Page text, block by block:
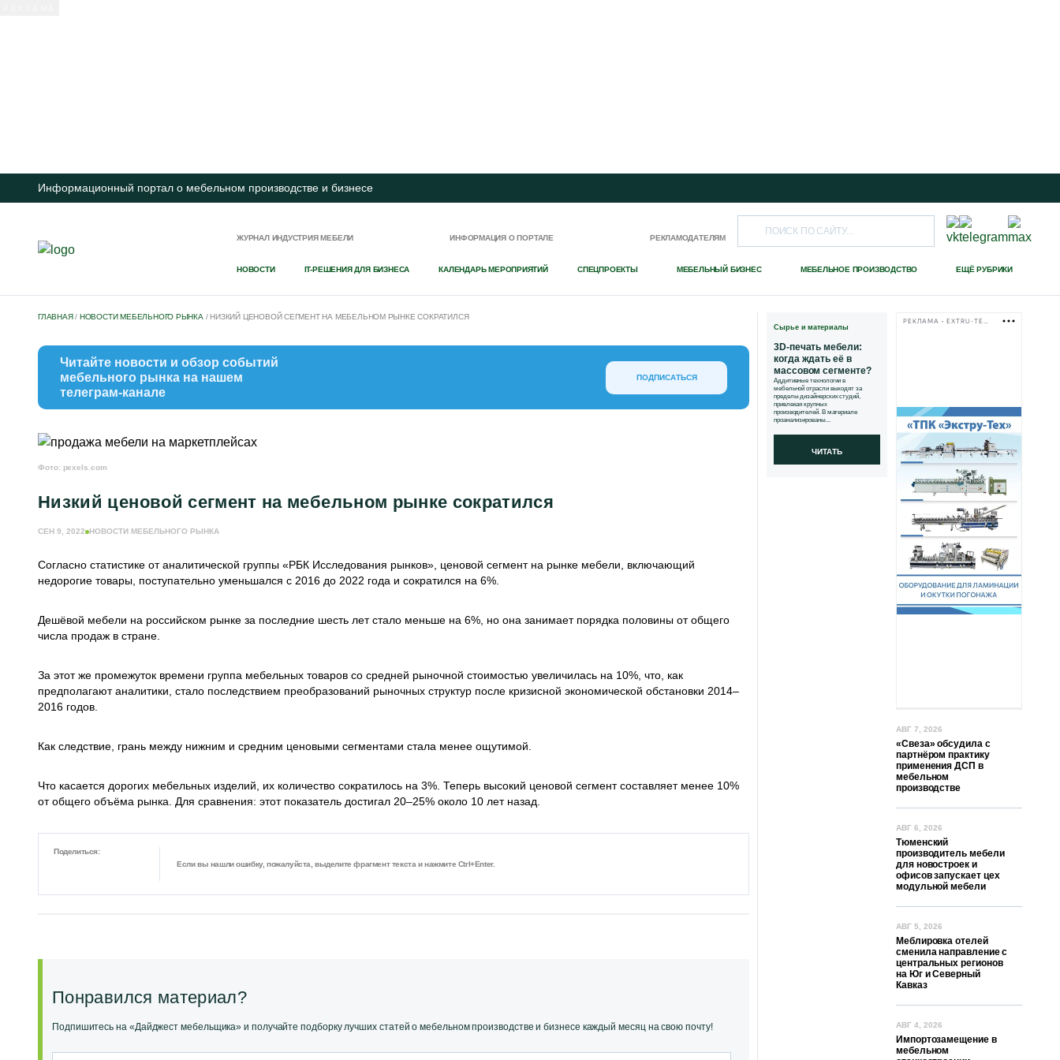
Информационный портал о мебельном производстве и бизнесе
ЖУРНАЛ ИНДУСТРИЯ МЕБЕЛИ ИНФОРМАЦИЯ О ПОРТАЛЕ РЕКЛАМОДАТЕЛЯМ
НОВОСТИ IT-РЕШЕНИЯ ДЛЯ БИЗНЕСА КАЛЕНДАРЬ МЕРОПРИЯТИЙ СПЕЦПРОЕКТЫ МЕБЕЛЬНЫЙ БИЗНЕС МЕБЕЛЬНОЕ ПРОИЗВОДСТВО ЕЩЁ РУБРИКИ
ГЛАВНАЯ/ НОВОСТИ МЕБЕЛЬНОГО РЫНКА / НИЗКИЙ ЦЕНОВОЙ СЕГМЕНТ НА МЕБЕЛЬНОМ РЫНКЕ СОКРАТИЛСЯ
Читайте новости и обзор событий
мебельного рынка на нашем
телеграм-канале
ПОДПИСАТЬСЯ
Фото: pexels.com
Низкий ценовой сегмент на мебельном рынке сократился
СЕН 9, 2022 НОВОСТИ МЕБЕЛЬНОГО РЫНКА
Согласно статистике от аналитической группы «РБК Исследования рынков», ценовой сегмент на рынке мебели, включающий
недорогие товары, поступательно уменьшался с 2016 до 2022 года и сократился на 6%.
Дешёвой мебели на российском рынке за последние шесть лет стало меньше на 6%, но она занимает порядка половины от общего
числа продаж в стране.
За этот же промежуток времени группа мебельных товаров со средней рыночной стоимостью увеличилась на 10%, что, как
предполагают аналитики, стало последствием преобразований рыночных структур после кризисной экономической обстановки 2014–
2016 годов.
Как следствие, грань между нижним и средним ценовыми сегментами стала менее ощутимой.
Что касается дорогих мебельных изделий, их количество сократилось на 3%. Теперь высокий ценовой сегмент составляет менее 10%
от общего объёма рынка. Для сравнения: этот показатель достигал 20–25% около 10 лет назад.
Поделиться:
Если вы нашли ошибку, пожалуйста, выделите фрагмент текста и нажмите Ctrl+Enter.
Понравился материал?
Подпишитесь на «Дайджест мебельщика» и получайте подборку лучших статей о мебельном производстве и бизнесе каждый месяц на свою почту!
Сырье и материалы
3D-печать мебели:
когда ждать её в
массовом сегменте?
Аддитивные технологии в
мебельной отрасли выходят за
пределы дизайнерских студий,
привлекая крупных
производителей. В материале
проанализированы...
ЧИТАТЬ
АВГ 7, 2026
«Свеза» обсудила с
партнёром практику
применения ДСП в
мебельном
производстве
АВГ 6, 2026
Тюменский
производитель мебели
для новостроек и
офисов запускает цех
модульной мебели
АВГ 5, 2026
Меблировка отелей
сменила направление с
центральных регионов
на Юг и Северный
Кавказ
АВГ 4, 2026
Импортозамещение в
мебельном